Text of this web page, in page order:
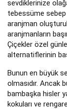
sevdiklerinize
tebessüme sebep
aranjman
aranjmanların
Çiçekler özel
alternatiflerinin
Bunun en büyük
olmasıdır. Ancak
bambaşka hisler
kokuları ve